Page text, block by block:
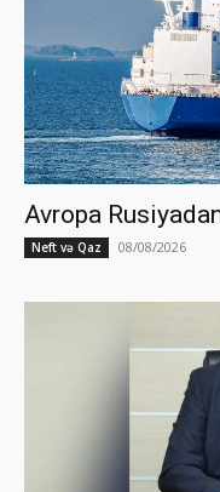
Avropa
Neft və Qaz 08/08/2026